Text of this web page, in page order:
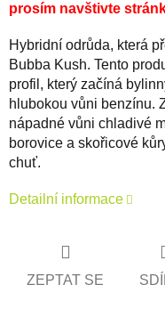
prosím navštivte
Hybridní odrůda, která
Bubba Kush. Tento
profil, který začíná
hlubokou vůni benzínu.
nápadné vůni chladivé
borovice a skořicové
chuť.
Detailní informace
ZEPTAT SE